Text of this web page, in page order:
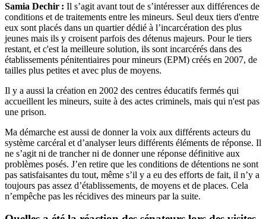
Samia Dechir : Il s’agit avant tout de s’intéresser aux différences de
conditions et de traitements entre les mineurs. Seul deux tiers d'entre
eux sont placés dans un quartier dédié à l’incarcération des plus
jeunes mais ils y croisent parfois des détenus majeurs. Pour le tiers
restant, et c'est la meilleure solution, ils sont incarcérés dans des
établissements pénitentiaires pour mineurs (EPM) créés en 2007, de
tailles plus petites et avec plus de moyens.
Il y a aussi la création en 2002 des centres éducatifs fermés qui
accueillent les mineurs, suite à des actes criminels, mais qui n'est pas
une prison.
Ma démarche est aussi de donner la voix aux différents acteurs du
système carcéral et d’analyser leurs différents éléments de réponse. Il
ne s’agit ni de trancher ni de donner une réponse définitive aux
problèmes posés. J’en retire que les conditions de détentions ne sont
pas satisfaisantes du tout, même s’il y a eu des efforts de fait, il n’y a
toujours pas assez d’établissements, de moyens et de places. Cela
n’empêche pas les récidives des mineurs par la suite.